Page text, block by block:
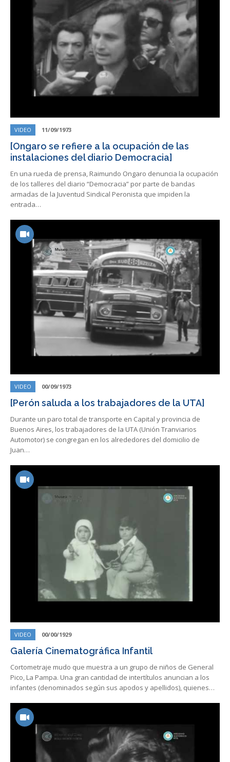
VIDEO 11/09/1973
[Ongaro se refiere a la ocupación de las
instalaciones del diario Democracia]
En una rueda de prensa, Raimundo Ongaro denuncia la ocupación
de los talleres del diario “Democracia” por parte de bandas
armadas de la Juventud Sindical Peronista que impiden la
entrada…
VIDEO 00/09/1973
[Perón saluda a los trabajadores de la UTA]
Durante un paro total de transporte en Capital y provincia de
Buenos Aires, los trabajadores de la UTA (Unión Tranviarios
Automotor) se congregan en los alrededores del domicilio de
Juan…
VIDEO 00/00/1929
Galería Cinematográfica Infantil
Cortometraje mudo que muestra a un grupo de niños de General
Pico, La Pampa. Una gran cantidad de intertítulos anuncian a los
infantes (denominados según sus apodos y apellidos), quienes…